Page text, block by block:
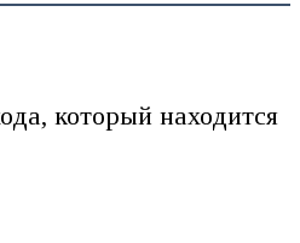
который находится